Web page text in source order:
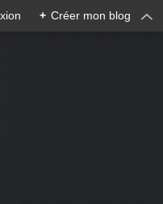
+ Créer mon blog